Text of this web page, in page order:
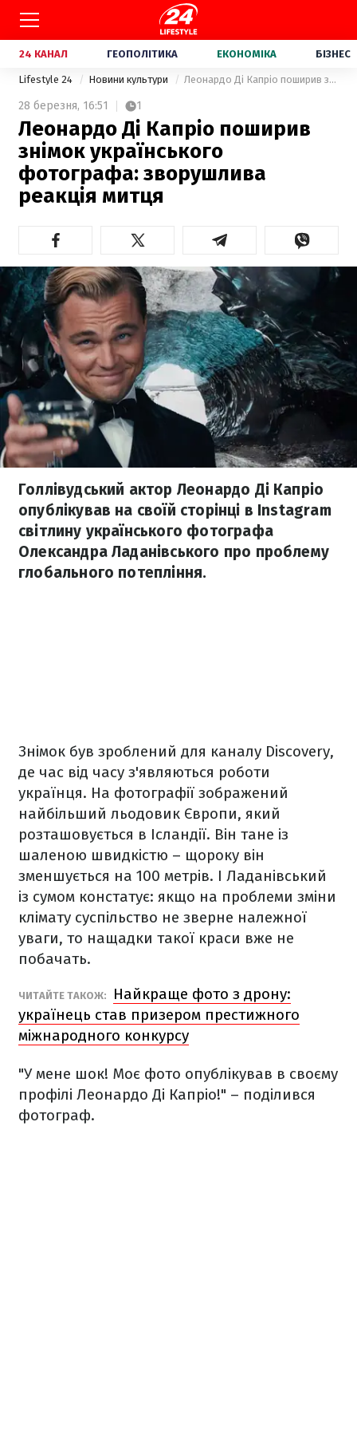
24 КАНАЛ ГЕОПОЛІТИКА ЕКОНОМІКА БІЗНЕС
Lifestyle 24 Новини культури Леонардо Ді Капріо поширив знімок українського фотографа: зворушлива реакція митця
28 березня, 16:51 1
Леонардо Ді Капріо поширив
знімок українського
фотографа: зворушлива
реакція митця
Голлівудський актор Леонардо Ді Капріо
опублікував на своїй сторінці в Instagram
світлину українського фотографа
Олександра Ладанівського про проблему
глобального потепління.
Знімок був зроблений для каналу Discovery,
де час від часу з'являються роботи
українця. На фотографії зображений
найбільший льодовик Європи, який
розташовується в Ісландії. Він тане із
шаленою швидкістю – щороку він
зменшується на 100 метрів. І Ладанівський
із сумом констатує: якщо на проблеми зміни
клімату суспільство не зверне належної
уваги, то нащадки такої краси вже не
побачать.
ЧИТАЙТЕ ТАКОЖ:
Найкраще фото з дрону:
українець став призером престижного
міжнародного конкурсу
"У мене шок! Моє фото опублікував в своєму
профілі Леонардо Ді Капріо!" – поділився
фотограф.